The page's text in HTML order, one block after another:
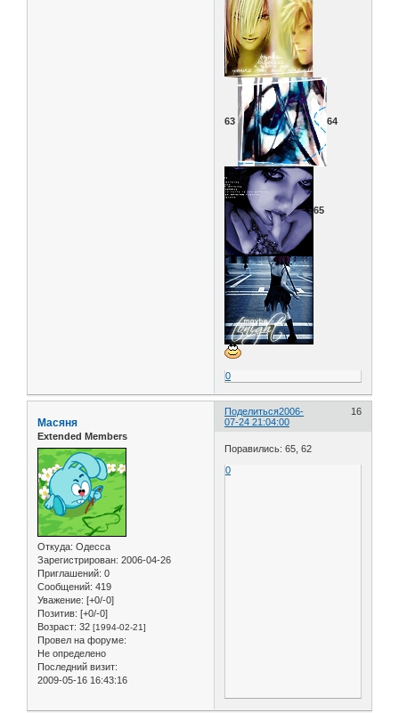
63 64
65
0
Поделиться 16
2006-
07-24 21:04:00
Масяня
Extended Members
Откуда: Одесса
Зарегистрирован: 2006-04-26
Приглашений: 0
Сообщений: 419
Уважение: [+0/-0]
Позитив: [+0/-0]
Возраст: 32 [1994-02-21]
Провел на форуме:
Не определено
Последний визит:
2009-05-16 16:43:16
Поравились: 65, 62
0